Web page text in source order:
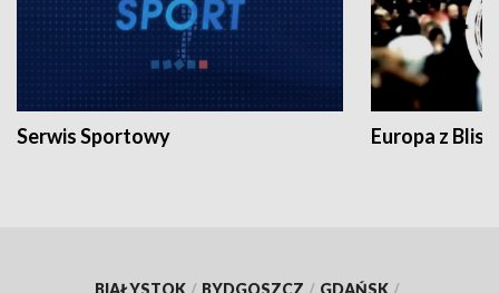
Serwis Sportowy Europa z
BIAŁYSTOK / BYDGOSZCZ / GDAŃSK /